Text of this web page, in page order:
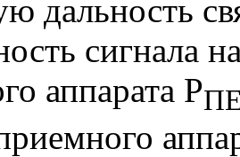
дальность
сигнала
аппарата P